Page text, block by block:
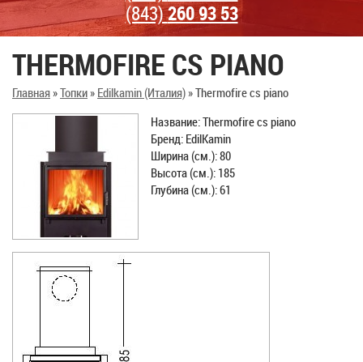
(843)260 93 53
THERMOFIRE CS PIANO
Главная»Топки» Edilkamin (Италия)»Thermofire cs piano
Название: Thermofire cs piano
Бренд: EdilKamin
Ширина (см.): 80
Высота (см.): 185
Глубина (см.): 61